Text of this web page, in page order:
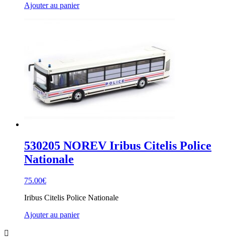
Ajouter au panier
530205 NOREV Iribus Citelis Police
Nationale
75.00€
Iribus Citelis Police Nationale
Ajouter au panier
